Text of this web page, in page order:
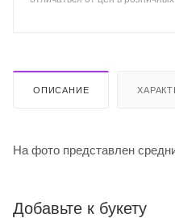
ОПИСАНИЕ
На фото представлен
Добавьте к букету